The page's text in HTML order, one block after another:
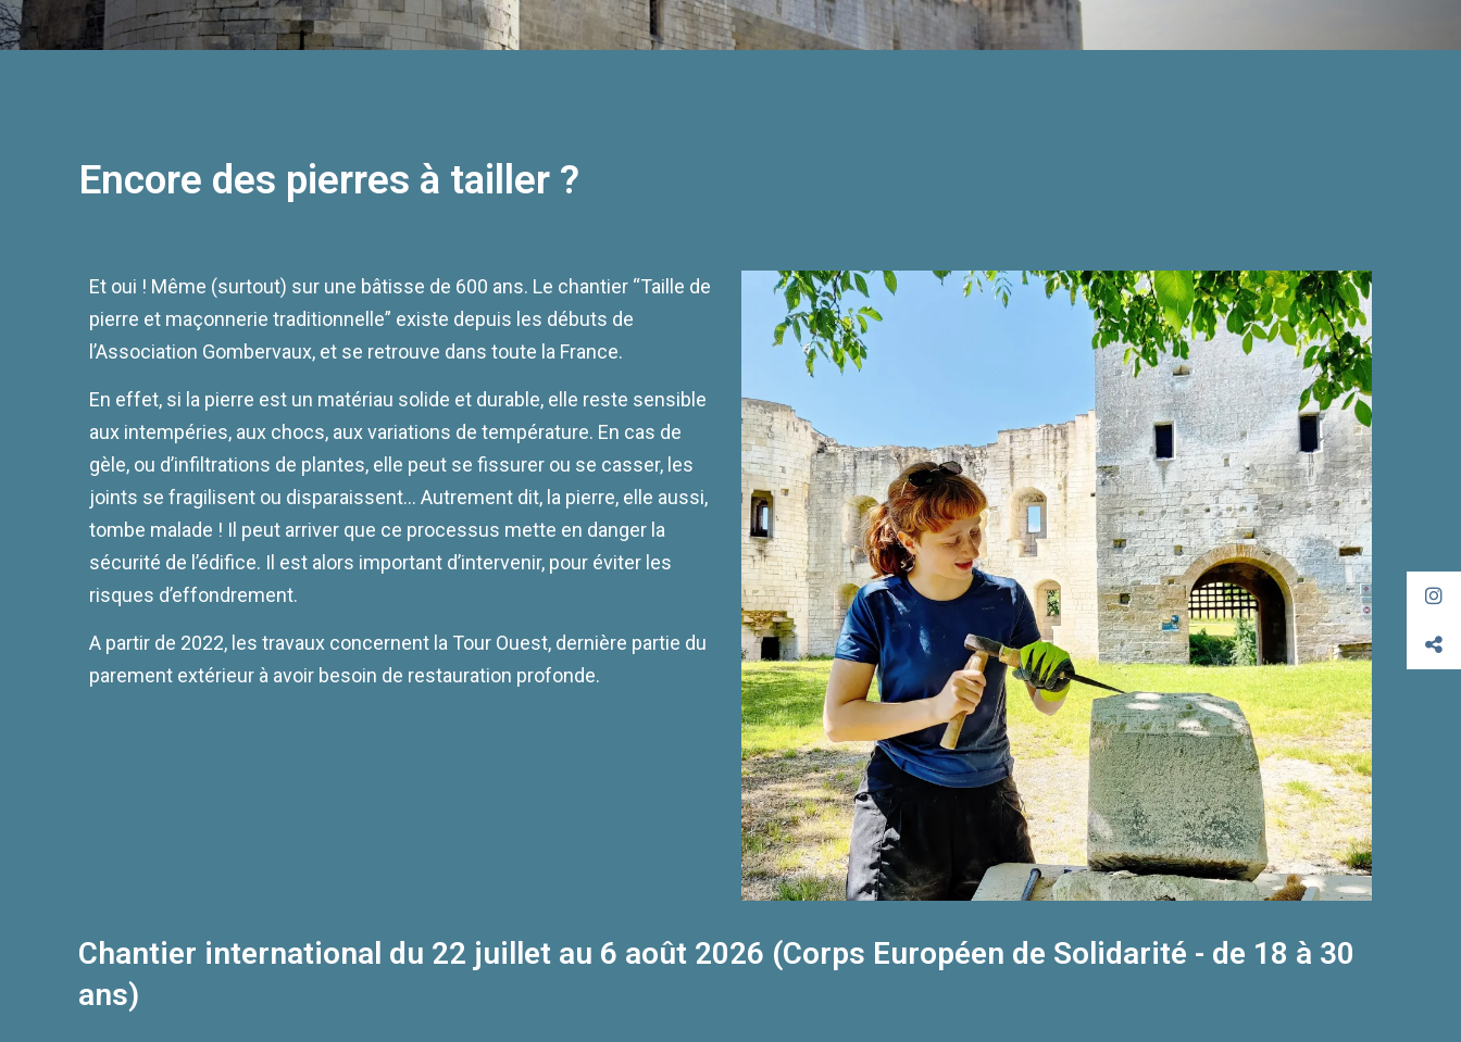
Encore des pierres à tailler ?
Et oui ! Même (surtout) sur une bâtisse de 600 ans. Le chantier “Taille de
pierre et maçonnerie traditionnelle” existe depuis les débuts de
l’Association Gombervaux, et se retrouve dans toute la France.
En effet, si la pierre est un matériau solide et durable, elle reste sensible
aux intempéries, aux chocs, aux variations de température. En cas de
gèle, ou d’infiltrations de plantes, elle peut se fissurer ou se casser, les
joints se fragilisent ou disparaissent… Autrement dit, la pierre, elle aussi,
tombe malade ! Il peut arriver que ce processus mette en danger la
sécurité de l’édifice. Il est alors important d’intervenir, pour éviter les
risques d’effondrement.
A partir de 2022, les travaux concernent la Tour Ouest, dernière partie du
parement extérieur à avoir besoin de restauration profonde.
Chantier international du 22 juillet au 6 août 2026 (Corps Européen de Solidarité - de 18 à 30
ans)